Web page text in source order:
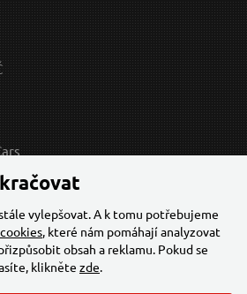
vylepšovat. A k tomu potřebujeme
, které nám pomáhají analyzovat
obsah a reklamu. Pokud se
klikněte zde.